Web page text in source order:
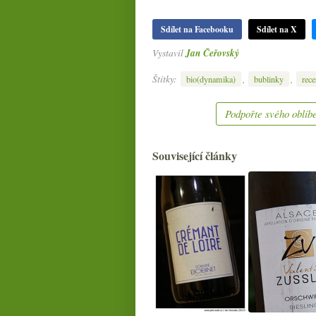
Sdílet na Facebooku Sdílet na X
VystavilJan Čeřovský
Štítky:
bio(dynamika) bublinky
Podpořte svého
Související články